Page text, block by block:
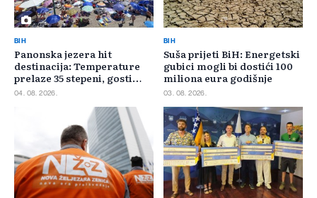
BIH
Panonska jezera hit
destinacija: Temperature
prelaze 35 stepeni, gosti
pristižu iz cijele regije
04. 08. 2026.
BIH
Suša prijeti BiH: Energetski
gubici mogli bi dostići 100
miliona eura godišnje
03. 08. 2026.